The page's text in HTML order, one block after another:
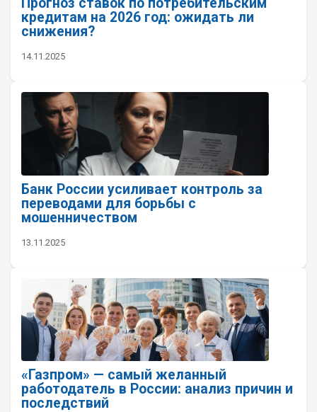
Прогноз ставок по потребительским
кредитам на 2026 год: ожидать ли
снижения?
14.11.2025
Банк России усиливает контроль за
переводами для борьбы с
мошенничеством
13.11.2025
«Газпром» — самый желанный
работодатель в России: анализ причин и
последствий